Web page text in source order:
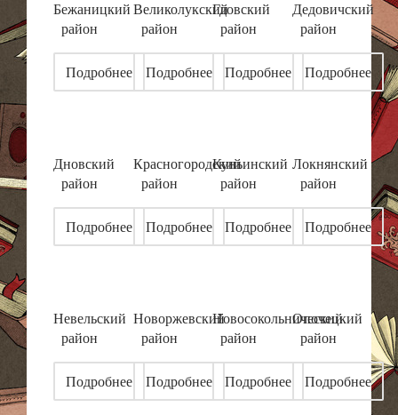
Бежаницкий
район
Подробнее
Великолукский
район
Подробнее
Гдовский
район
Подробнее
Дедовичский
район
Подробнее
Дновский
район
Подробнее
Красногородский
район
Подробнее
Куньинский
район
Подробнее
Локнянский
район
Подробнее
Невельский
район
Подробнее
Новоржевский
район
Подробнее
Новосокольнический
район
Подробнее
Опочецкий
район
Подробнее